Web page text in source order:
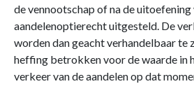
de vennootschap of na de uitoefening
aandelenoptierecht uitgesteld. De
worden dan geacht verhandelbaar te
heffing betrokken voor de waarde in
verkeer van de aandelen op dat